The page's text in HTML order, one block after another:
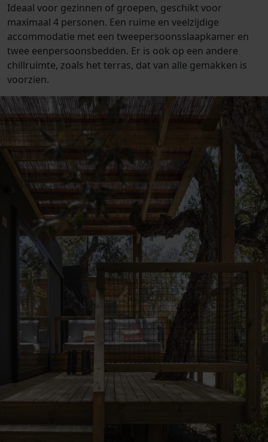
Ideaal voor gezinnen of groepen, geschikt voor
maximaal 4 personen. Een ruime en veelzijdige
accommodatie met een tweepersoonsslaapkamer en
twee eenpersoonsbedden. Er is ook op een andere
chillruimte, zoals het terras, dat van alle gemakken is
voorzien.